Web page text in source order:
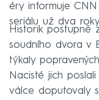
éry informuje
seriálu už dva
Historik postupně
soudního dvora v
týkaly
Nacisté jich
válce doputovaly